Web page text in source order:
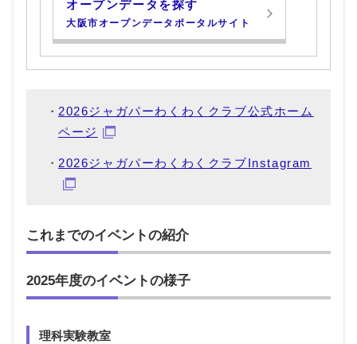
オープンデータを探す
大阪市オープンデータポータルサイト
2026ジャガパーわくわくクラブ公式ホーム
ページ
2026ジャガパーわくわくクラブInstagram
これまでのイベントの紹介
2025年度のイベントの様子
理科実験教室